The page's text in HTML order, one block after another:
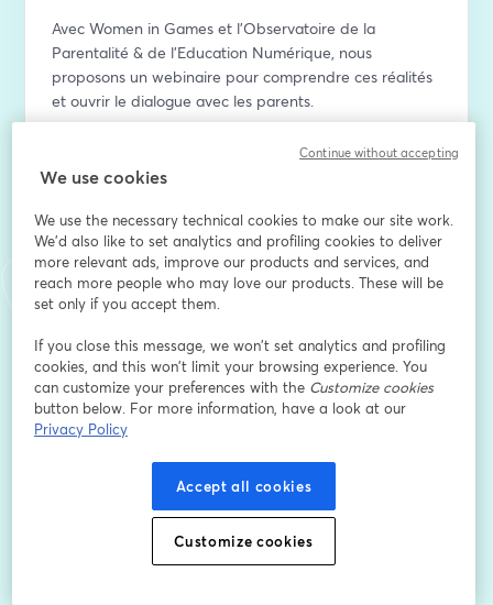
Avec Women in Games et l'Observatoire de la
Parentalité & de l'Education Numérique, nous
proposons un webinaire pour comprendre ces réalités
et ouvrir le dialogue avec les parents.
les stéréotypes dans le gaming
comment accompagner les enfants dans cet univers
Un webinaire pensé comme une discussion ouverte :
pour écouter les expériences des joueuses, mettre des
mots sur certaines réalités du gaming et proposer aux
parents des repères pour accompagner leurs enfants
dans cet univers.
Email address
We use cookies
We use the necessary technical cookies to make our site work.
We'd also like to set analytics and profiling cookies to deliver
more relevant ads, improve our products and services, and
reach more people who may love our products. These will be
set only if you accept them.
If you close this message, we won’t set analytics and profiling
cookies, and this won’t limit your browsing experience. You
can customize your preferences with the Customize cookies
button below. For more information, have a look at our
Privacy Policy
Accept all cookies
Customize cookies
Continue without accepting